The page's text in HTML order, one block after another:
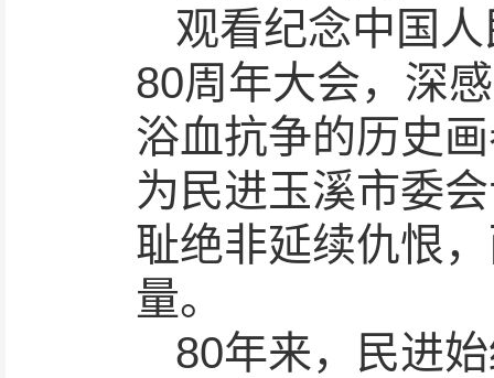
观看纪念中国
80周年大会，深
浴血抗争的历史
为民进玉溪市委
耻绝非延续仇恨
量。
80年来，民进